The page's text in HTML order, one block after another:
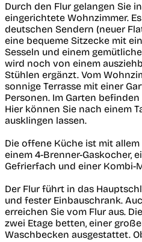
Durch den Flur gelangen Sie
eingerichtete Wohnzimmer.
deutschen Sendern (neuer
eine bequeme Sitzecke mit
Sesseln und einem
wird noch von einem
Stühlen ergänzt. Vom
sonnige Terrasse mit einer
Personen. Im Garten
Hier können Sie nach einem
ausklingen lassen.
Die offene Küche ist mit
einem 4-Brenner-Gaskocher,
Gefrierfach und einer Kombi-
Der Flur führt in das
und fester Einbauschrank.
erreichen Sie vom Flur aus.
zwei Etage betten, einer
Waschbecken ausgestattet.